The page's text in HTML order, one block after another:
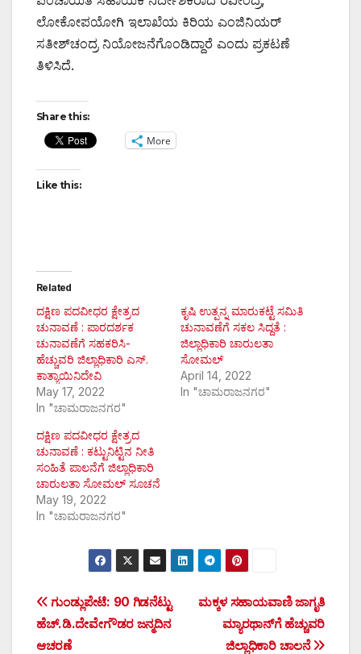
ಲೋಕೋಪಯೋಗಿ ಇಲಾಖೆಯ ಕಿರಿಯ ಎಂಜಿನಿಯರ್
ಸತೀಶ್‌ಚಂದ್ರ ನಿಯೋಜನೆಗೊಂಡಿದ್ದಾರೆ ಎಂದು ಪ್ರಕಟಣೆ
ತಿಳಿಸಿದೆ.
Share this:
More
Like this:
Related
ದಕ್ಷಿಣ ಪದವೀಧರ ಕ್ಷೇತ್ರದ
ಚುನಾವಣೆ : ಪಾರದರ್ಶಕ
ಚುನಾವಣೆಗೆ ಸಹಕರಿಸಿ-
ಹೆಚ್ಚುವರಿ ಜಿಲ್ಲಾಧಿಕಾರಿ ಎಸ್.
ಕಾತ್ಯಾಯಿನಿದೇವಿ
May 17, 2022
In "ಚಾಮರಾಜನಗರ"
ಕೃಷಿ ಉತ್ಪನ್ನ ಮಾರುಕಟ್ಟೆ ಸಮಿತಿ
ಚುನಾವಣೆಗೆ ಸಕಲ ಸಿದ್ದತೆ :
ಜಿಲ್ಲಾಧಿಕಾರಿ ಚಾರುಲತಾ
ಸೋಮಲ್
April 14, 2022
In "ಚಾಮರಾಜನಗರ"
ದಕ್ಷಿಣ ಪದವೀಧರ ಕ್ಷೇತ್ರದ
ಚುನಾವಣೆ : ಕಟ್ಟುನಿಟ್ಟಿನ ನೀತಿ
ಸಂಹಿತೆ ಪಾಲನೆಗೆ ಜಿಲ್ಲಾಧಿಕಾರಿ
ಚಾರುಲತಾ ಸೋಮಲ್ ಸೂಚನೆ
May 19, 2022
In "ಚಾಮರಾಜನಗರ"
Post
navigation
ಮಕ್ಕಳ ಸಹಾಯವಾಣಿ ಜಾಗೃತಿ
ಮ್ಯಾರಥಾನ್‌ಗೆ ಹೆಚ್ಚುವರಿ
ಜಿಲ್ಲಾಧಿಕಾರಿ ಚಾಲನೆ
ಗುಂಡ್ಲುಪೇಟೆ: 90 ಗಿಡನೆಟ್ಟು
ಹೆಚ್.ಡಿ.ದೇವೇಗೌಡರ ಜನ್ಮದಿನ
ಆಚರಣೆ